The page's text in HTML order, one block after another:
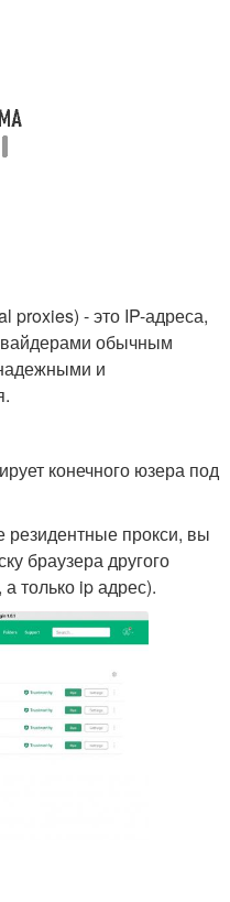
proxies) - это IP-адреса,
обычным
и
конечного юзера под
резидентные прокси, вы
браузера другого
только ip адрес).